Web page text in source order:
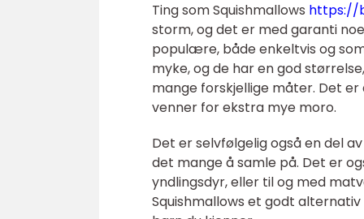
Ting som Squishmallows https://
storm, og det er med garanti
populære, både enkeltvis og
myke, og de har en god
mange forskjellige måter. Det
venner for ekstra mye moro.
Det er selvfølgelig også en del
det mange å samle på. Det er
yndlingsdyr, eller til og med
Squishmallows et godt